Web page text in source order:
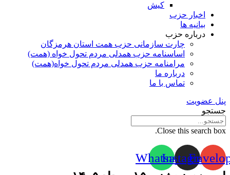
کیش
اخبار حزب
بیانیه ها
درباره حزب
چارت سازمانی حزب همت استان هرمزگان
اساسنامه حزب همدلی مردم تحول خواه (همت)
مرامنامه حزب همدلی مردم تحول خواه(همت)
درباره ما
تماس با ما
پنل عضویت
جستجو
Close this search box.
Instagram
Whatsapp